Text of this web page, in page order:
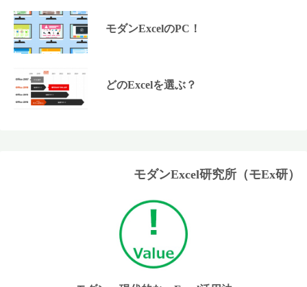
モダンExcelのPC！
どのExcelを選ぶ？
モダンExcel研究所（モEx研）